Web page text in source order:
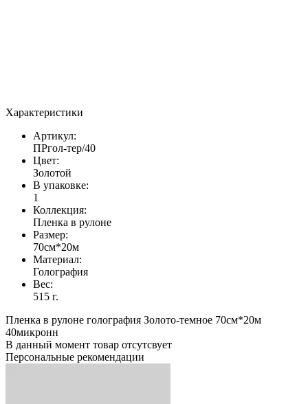
Характеристики
Артикул:
ПРгол-тер/40
Цвет:
Золотой
В упаковке:
1
Коллекция:
Пленка в рулоне
Размер:
70см*20м
Материал:
Голография
Вес:
515 г.
Пленка в рулоне голография Золото-темное 70см*20м
40микронн
В данный момент товар отсутсвует
Персональные рекомендации